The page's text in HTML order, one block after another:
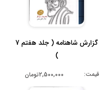
گزارش شاهنامه ( جلد هفتم 7
)
قیمت: 2,500,000تومان